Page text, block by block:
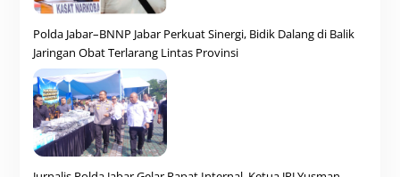
Polda Jabar–BNNP Jabar Perkuat Sinergi, Bidik Dalang di Balik
Jaringan Obat Terlarang Lintas Provinsi